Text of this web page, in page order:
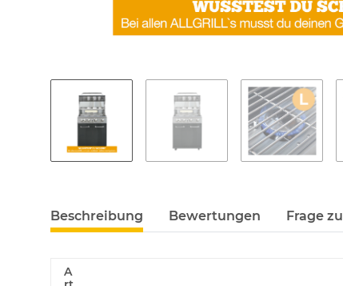
Beschreibung Bewertungen Frage
A